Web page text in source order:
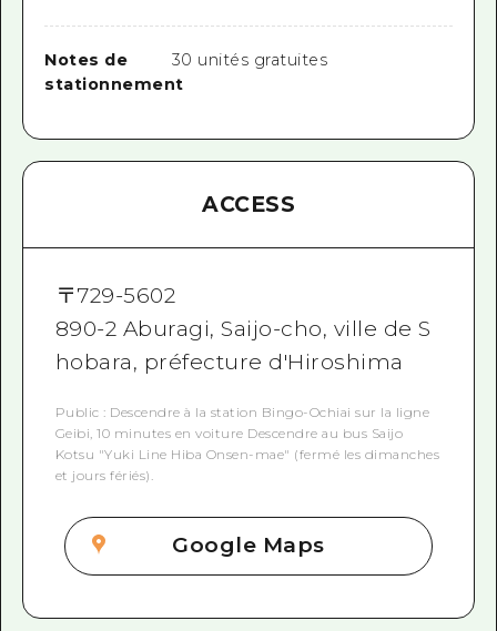
Notes de
stationnement
30 unités gratuites
ACCESS
〒729-5602
890-2 Aburagi, Saijo-cho, ville de S
hobara, préfecture d'Hiroshima
Public : Descendre à la station Bingo-Ochiai sur la ligne
Geibi, 10 minutes en voiture Descendre au bus Saijo
Kotsu "Yuki Line Hiba Onsen-mae" (fermé les dimanches
et jours fériés).
Google Maps